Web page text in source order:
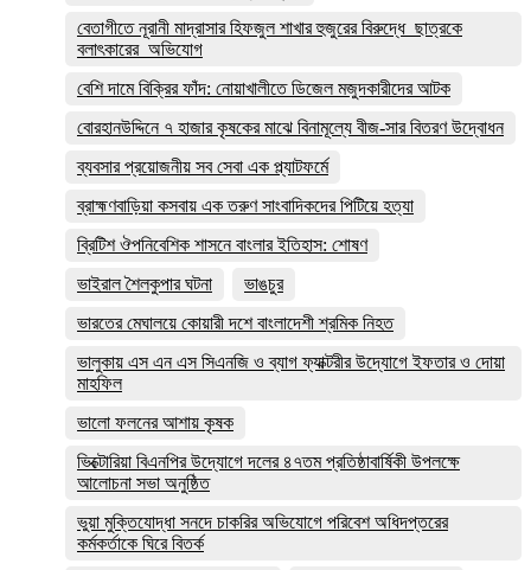
বেতাগীতে নূরানী মাদ্রাসার হিফজুল শাখার হুজুরের বিরুদ্ধে ছাত্রকে
বলাৎকারের অভিযোগ
বেশি দামে বিক্রির ফাঁদ: নোয়াখালীতে ডিজেল মজুদকারীদের আটক
বোরহানউদ্দিনে ৭ হাজার কৃষকের মাঝে বিনামূল্যে বীজ-সার বিতরণ উদ্বোধন
ব্যবসার প্রয়োজনীয় সব সেবা এক প্ল্যাটফর্মে
ব্রাহ্মণবাড়িয়া কসবায় এক তরুণ সাংবাদিকদের পিটিয়ে হত্যা
ব্রিটিশ ঔপনিবেশিক শাসনে বাংলার ইতিহাস: শোষণ
ভাইরাল শৈলকুপার ঘটনা
ভাঙচুর
ভারতের মেঘালয়ে কোয়ারী দশে বাংলাদেশী শ্রমিক নিহত
ভালুকায় এস এন এস সিএনজি ও ব্যাগ ফ্যাক্টরীর উদ্যোগে ইফতার ও দোয়া
মাহফিল
ভালো ফলনের আশায় কৃষক
ভিক্টোরিয়া বিএনপির উদ্যোগে দলের ৪৭তম প্রতিষ্ঠাবার্ষিকী উপলক্ষে
আলোচনা সভা অনুষ্ঠিত
ভুয়া মুক্তিযোদ্ধা সনদে চাকরির অভিযোগে পরিবেশ অধিদপ্তরের
কর্মকর্তাকে ঘিরে বিতর্ক